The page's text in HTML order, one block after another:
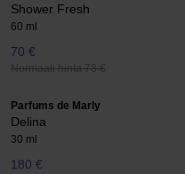
Shower Fresh
60 ml
70 €
Normaali hinta 78 €
Parfums de Marly
Delina
30 ml
180 €